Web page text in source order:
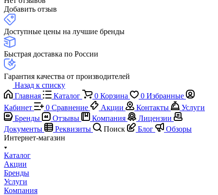
Добавить отзыв
Доступные цены на лучшие бренды
Быстрая доставка по России
Гарантия качества от производителей
Назад к списку
Главная
Каталог 0 Корзина 0 Избранные
Кабинет
0 Сравнение Акции Контакты
Услуги
Бренды
Отзывы Компания
Лицензии
Документы
Реквизиты Поиск Блог
Обзоры
Интернет-магазин
Каталог
Акции
Бренды
Услуги
Компания